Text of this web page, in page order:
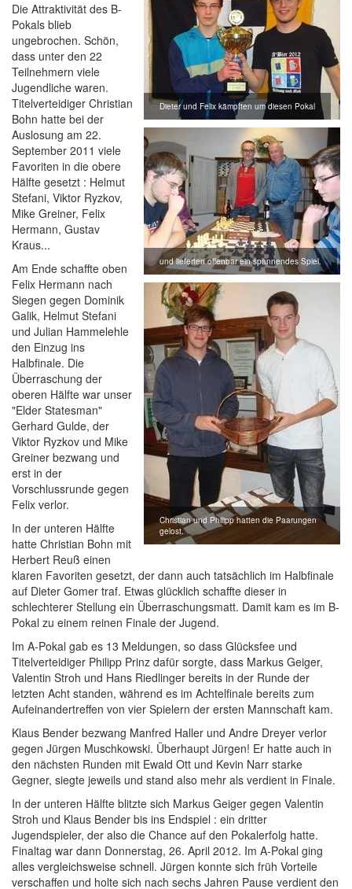
Dieter und Felix kämpften um diesen Pokal
und lieferten offenbar ein spannendes Spiel.
Christian und Philipp hatten die Paarungen
gelost.
Die Attraktivität des B-
Pokals blieb
ungebrochen. Schön,
dass unter den 22
Teilnehmern viele
Jugendliche waren.
Titelverteidiger Christian
Bohn hatte bei der
Auslosung am 22.
September 2011 viele
Favoriten in die obere
Hälfte gesetzt : Helmut
Stefani, Viktor Ryzkov,
Mike Greiner, Felix
Hermann, Gustav
Kraus...
Am Ende schaffte oben
Felix Hermann nach
Siegen gegen Dominik
Galik, Helmut Stefani
und Julian Hammelehle
den Einzug ins
Halbfinale. Die
Überraschung der
oberen Hälfte war unser
"Elder Statesman"
Gerhard Gulde, der
Viktor Ryzkov und Mike
Greiner bezwang und
erst in der
Vorschlussrunde gegen
Felix verlor.
In der unteren Hälfte
hatte Christian Bohn mit
Herbert Reuß einen
klaren Favoriten gesetzt, der dann auch tatsächlich im Halbfinale
auf Dieter Gomer traf. Etwas glücklich schaffte dieser in
schlechterer Stellung ein Überraschungsmatt. Damit kam es im B-
Pokal zu einem reinen Finale der Jugend.
Im A-Pokal gab es 13 Meldungen, so dass Glücksfee und
Titelverteidiger Philipp Prinz dafür sorgte, dass Markus Geiger,
Valentin Stroh und Hans Riedlinger bereits in der Runde der
letzten Acht standen, während es im Achtelfinale bereits zum
Aufeinandertreffen von vier Spielern der ersten Mannschaft kam.
Klaus Bender bezwang Manfred Haller und Andre Dreyer verlor
gegen Jürgen Muschkowski. Überhaupt Jürgen! Er hatte auch in
den nächsten Runden mit Ewald Ott und Kevin Narr starke
Gegner, siegte jeweils und stand also mehr als verdient in Finale.
In der unteren Hälfte blitzte sich Markus Geiger gegen Valentin
Stroh und Klaus Bender bis ins Endspiel : ein dritter
Jugendspieler, der also die Chance auf den Pokalerfolg hatte.
Finaltag war dann Donnerstag, 26. April 2012. Im A-Pokal ging
alles vergleichsweise schnell. Jürgen konnte sich früh Vorteile
verschaffen und holte sich nach sechs Jahren Pause verdient den